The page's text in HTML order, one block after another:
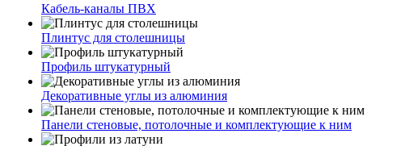
Кабель-каналы ПВХ
Плинтус для столешницы
Профиль штукатурный
Декоративные углы из алюминия
Панели стеновые, потолочные и комплектующие к ним